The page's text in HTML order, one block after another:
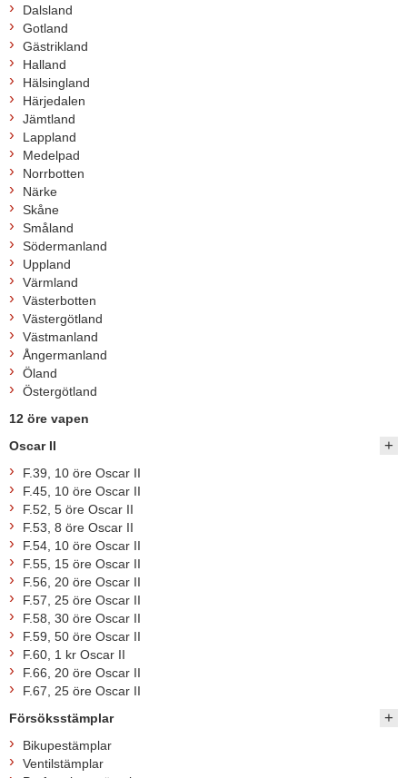
Dalsland
Gotland
Gästrikland
Halland
Hälsingland
Härjedalen
Jämtland
Lappland
Medelpad
Norrbotten
Närke
Skåne
Småland
Södermanland
Uppland
Värmland
Västerbotten
Västergötland
Västmanland
Ångermanland
Öland
Östergötland
12 öre vapen
Oscar II
F.39, 10 öre Oscar II
F.45, 10 öre Oscar II
F.52, 5 öre Oscar II
F.53, 8 öre Oscar II
F.54, 10 öre Oscar II
F.55, 15 öre Oscar II
F.56, 20 öre Oscar II
F.57, 25 öre Oscar II
F.58, 30 öre Oscar II
F.59, 50 öre Oscar II
F.60, 1 kr Oscar II
F.66, 20 öre Oscar II
F.67, 25 öre Oscar II
Försöksstämplar
Bikupestämplar
Ventilstämplar